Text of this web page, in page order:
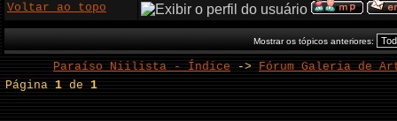
Voltar ao topo
Mostrar os tópicos anteriores:
Paraíso Niilista - Índice -> Fórum Galeria de
Página1 de1